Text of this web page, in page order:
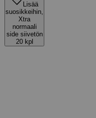
Lisää
suosikkeihin,
Xtra
normaali
side siivetön
20 kpl